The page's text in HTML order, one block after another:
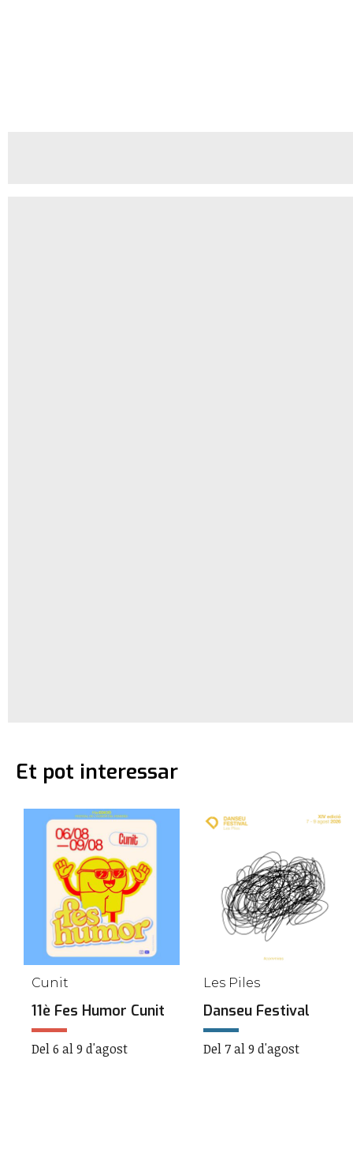
Et pot interessar
Cunit
11è Fes Humor Cunit
Del 6 al 9 d'agost
Les Piles
Danseu Festival
Del 7 al 9 d'agost